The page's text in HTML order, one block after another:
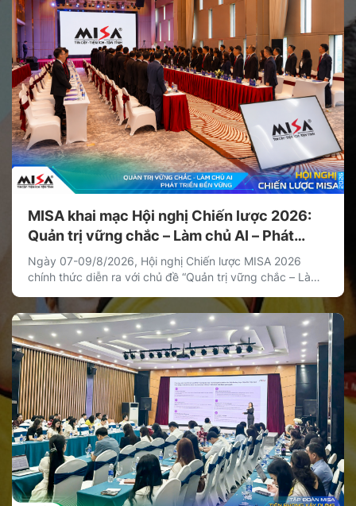
MISA khai mạc Hội nghị Chiến lược 2026:
Quản trị vững chắc – Làm chủ AI – Phát
triển bền vững
Ngày 07-09/8/2026, Hội nghị Chiến lược MISA 2026
chính thức diễn ra với chủ đề “Quản trị vững chắc – Làm
lược thường niên của MISA nhằm thống nhất định hướng
phát triển dài hạn, xác lập các ưu tiên chiến lược […]